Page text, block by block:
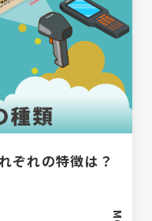
ぞれの特徴は？